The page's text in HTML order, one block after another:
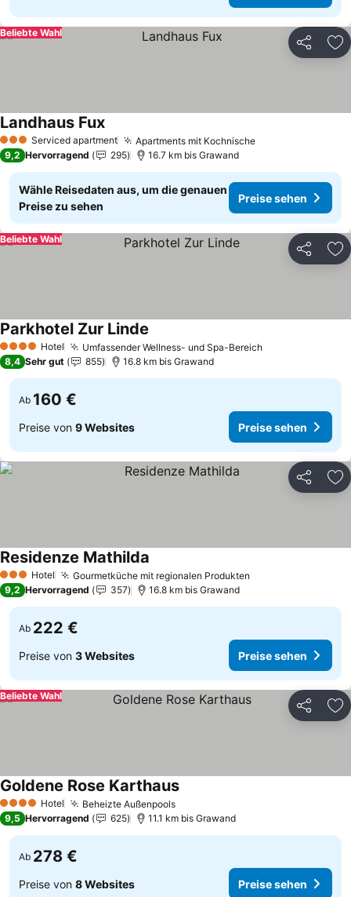
Teilen
Beliebte Wahl
3 SterneServiced apartment Apartments mit Kochnische
Landhaus Fux
9,2 Hervorragend 295 16.7 km bis Grawand
Wähle Reisedaten aus, um die genauen
Preise zu sehen
Preise sehen
Teilen
Beliebte Wahl
4 Sterne Hotel Umfassender Wellness- und Spa-Bereich
Parkhotel Zur Linde
8,4 Sehr gut 855 16.8 km bis Grawand
Ab 160 €
Preise von 9 Websites Preise sehen
Teilen
3 SterneHotel Gourmetküche mit regionalen Produkten
Residenze Mathilda
9,2 Hervorragend 357 16.8 km bis Grawand
Ab 222 €
Preise von 3 Websites Preise sehen
Teilen
Beliebte Wahl
4 Sterne Hotel Beheizte Außenpools
Goldene Rose Karthaus
9,5 Hervorragend 625 11.1 km bis Grawand
Ab 278 €
Preise von 8 Websites Preise sehen